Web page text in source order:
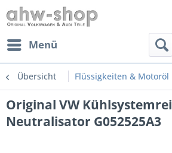
Menü
Übersicht Flüssigkeiten & Motoröl
Original VW
Neutralisator G052525A3